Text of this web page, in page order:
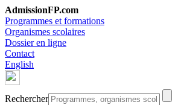
AdmissionFP.com
Programmes et formations
Organismes scolaires
Dossier en ligne
Contact
English
Rechercher